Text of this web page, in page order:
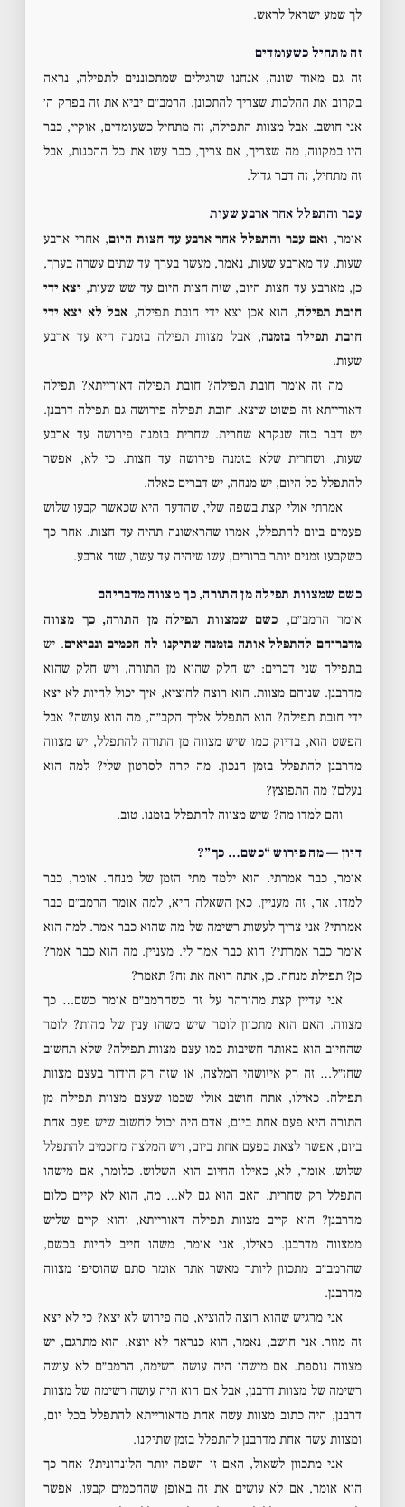
לך שמע ישראל לראש.
זה מתחיל כשעומדים
זה גם מאוד שונה, אנחנו שרגילים שמתכוננים לתפילה, נראה
בקרוב את ההלכות שצריך להתכונן, הרמב״ם יביא את זה בפרק ה׳
אני חושב. אבל מצוות התפילה, זה מתחיל כשעומדים, אוקיי, כבר
היו במקווה, מה שצריך, אם צריך, כבר עשו את כל ההכנות, אבל
זה מתחיל, זה דבר גדול.
עבר והתפלל אחר ארבע שעות
אומר, ואם עבר והתפלל אחר ארבע עד חצות היום, אחרי ארבע
שעות, עד מארבע שעות, נאמר, מעשר בערך עד שתים עשרה בערך,
כן, מארבע עד חצות היום, שזה חצות היום עד שש שעות,יצא ידי
חובת תפילה, הוא אכן יצא ידי חובת תפילה, אבל לא יצא ידי
חובת תפילה בזמנה, אבל מצוות תפילה בזמנה היא עד ארבע
שעות.
מה זה אומר חובת תפילה? חובת תפילה דאורייתא? תפילה
דאורייתא זה פשוט שיצא. חובת תפילה פירושה גם תפילה דרבנן.
יש דבר כזה שנקרא שחרית. שחרית בזמנה פירושה עד ארבע
שעות, ושחרית שלא בזמנה פירושה עד חצות. כי לא, אפשר
להתפלל כל היום, יש מנחה, יש דברים כאלה.
אמרתי אולי קצת בשפה שלי, שהדעה היא שכאשר קבעו שלוש
פעמים ביום להתפלל, אמרו שהראשונה תהיה עד חצות. אחר כך
כשקבעו זמנים יותר ברורים, עשו שיהיה עד עשר, שזה ארבע.
כשם שמצוות תפילה מן התורה, כך מצווה מדבריהם
אומר הרמב״ם, כשם שמצוות תפילה מן התורה, כך מצווה
מדבריהם להתפלל אותה בזמנה שתיקנו לה חכמים ונביאים. יש
בתפילה שני דברים: יש חלק שהוא מן התורה, ויש חלק שהוא
מדרבנן. שניהם מצוות. הוא רוצה להוציא, איך יכול להיות לא יצא
ידי חובת תפילה? הוא התפלל אליך הקב״ה, מה הוא עושה? אבל
הפשט הוא, בדיוק כמו שיש מצווה מן התורה להתפלל, יש מצווה
מדרבנן להתפלל בזמן הנכון. מה קרה לסרטון שלי? למה הוא
נעלם? מה התפוצץ?
והם למדו מה? שיש מצווה להתפלל בזמנו. טוב.
דיון — מה פירוש “כשם… כך”?
אומר, כבר אמרתי. הוא ילמד מתי הזמן של מנחה. אומר, כבר
למדו. אה, זה מעניין. כאן השאלה היא, למה אומר הרמב״ם כבר
אמרתי? אני צריך לעשות רשימה של מה שהוא כבר אמר. למה הוא
אומר כבר אמרתי? הוא כבר אמר לי. מעניין. מה הוא כבר אמר?
כן? תפילת מנחה. כן, אתה רואה את זה? תאמר?
אני עדיין קצת מהורהר על זה כשהרמב״ם אומר כשם… כך
מצווה. האם הוא מתכוון לומר שיש משהו ענין של מהות? לומר
שהחיוב הוא באותה חשיבות כמו עצם מצוות תפילה? שלא תחשוב
שחז״ל… זה רק איזושהי המלצה, או שזה רק הידור בעצם מצוות
תפילה. כאילו, אתה חושב אולי שכמו שעצם מצוות תפילה מן
התורה היא פעם אחת ביום, אדם היה יכול לחשוב שיש פעם אחת
ביום, אפשר לצאת בפעם אחת ביום, ויש המלצה מחכמים להתפלל
שלוש. אומר, לא, כאילו החיוב הוא השלוש. כלומר, אם מישהו
התפלל רק שחרית, האם הוא גם לא… מה, הוא לא קיים כלום
מדרבנן? הוא קיים מצוות תפילה דאורייתא, והוא קיים שליש
ממצווה מדרבנן. כאילו, אני אומר, משהו חייב להיות בכשם,
שהרמב״ם מתכוון ליותר מאשר אתה אומר סתם שהוסיפו מצווה
מדרבנן.
אני מרגיש שהוא רוצה להוציא, מה פירוש לא יצא? כי לא יצא
זה מוזר. אני חושב, נאמר, הוא כנראה לא יוצא. הוא מתרגם, יש
מצווה נוספת. אם מישהו היה עושה רשימה, הרמב״ם לא עושה
רשימה של מצוות דרבנן, אבל אם הוא היה עושה רשימה של מצוות
דרבנן, היה כתוב מצוות עשה אחת מדאורייתא להתפלל בכל יום,
ומצוות עשה אחת מדרבנן להתפלל בזמן שתיקנו.
אני מתכוון לשאול, האם זו השפה יותר הלונדונית? אחר כך
הוא אומר, אם לא עושים את זה באופן שהחכמים קבעו, אפשר